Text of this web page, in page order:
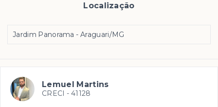
Localização
Jardim Panorama - Araguari/MG
Lemuel Martins
CRECI - 41128